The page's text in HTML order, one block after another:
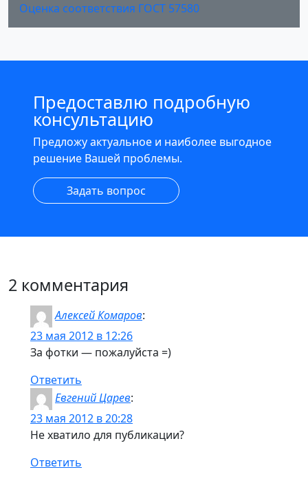
Оценка соответствия ГОСТ 57580
Предоставлю подробную
консультацию
Предложу актуальное и наиболее выгодное
решение Вашей проблемы.
Задать вопрос
2 комментария
Алексей Комаров:
23 мая 2012 в 12:26
За фотки — пожалуйста =)
Ответить
Евгений Царев:
23 мая 2012 в 20:28
Не хватило для публикации?
Ответить